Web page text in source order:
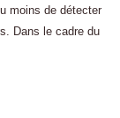
moins de détecter
Dans le cadre du